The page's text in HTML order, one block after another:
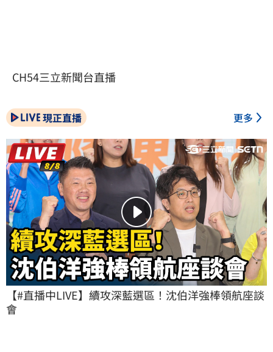
CH54三立新聞台直播
現正直播 更多
【#直播中LIVE】續攻深藍選區！沈伯洋強棒領航座談
會